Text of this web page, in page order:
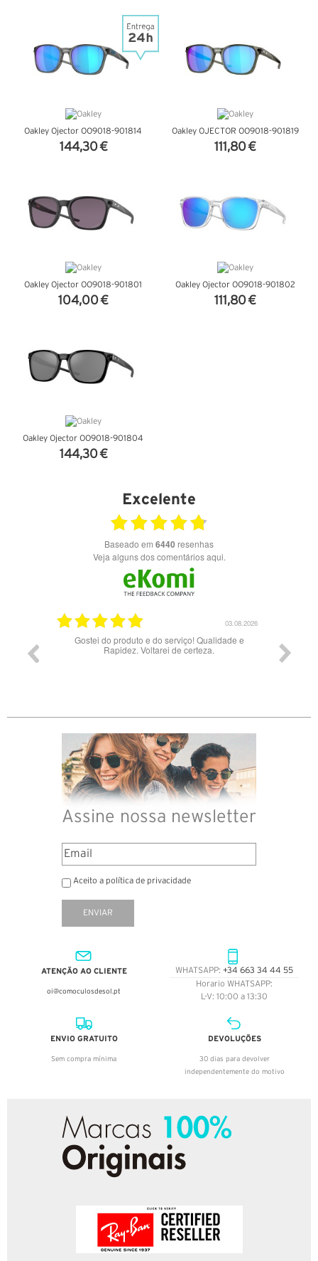
Oakley Ojector OO9018-901814
144,30 €
Oakley OJECTOR OO9018-901819
111,80 €
Oakley Ojector OO9018-901801
104,00 €
Oakley Ojector OO9018-901802
111,80 €
Oakley Ojector OO9018-901804
144,30 €
Excelente
Baseado em 6440 resenhas
Veja alguns dos comentários aqui.
28.07.2026
Bons óculos.
Assine nossa newsletter
Aceito a política de privacidade
ENVIAR
ATENÇÃO AO CLIENTE
oi@comoculosdesol.pt
WHATSAPP: +34 663 34 44 55
Horario WHATSAPP:
L-V: 10:00 a 13:30
ENVIO GRATUITO
Sem compra mínima
DEVOLUÇÕES
30 dias para devolver
independentemente do motivo